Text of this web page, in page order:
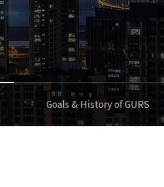
Goals & History of GURS